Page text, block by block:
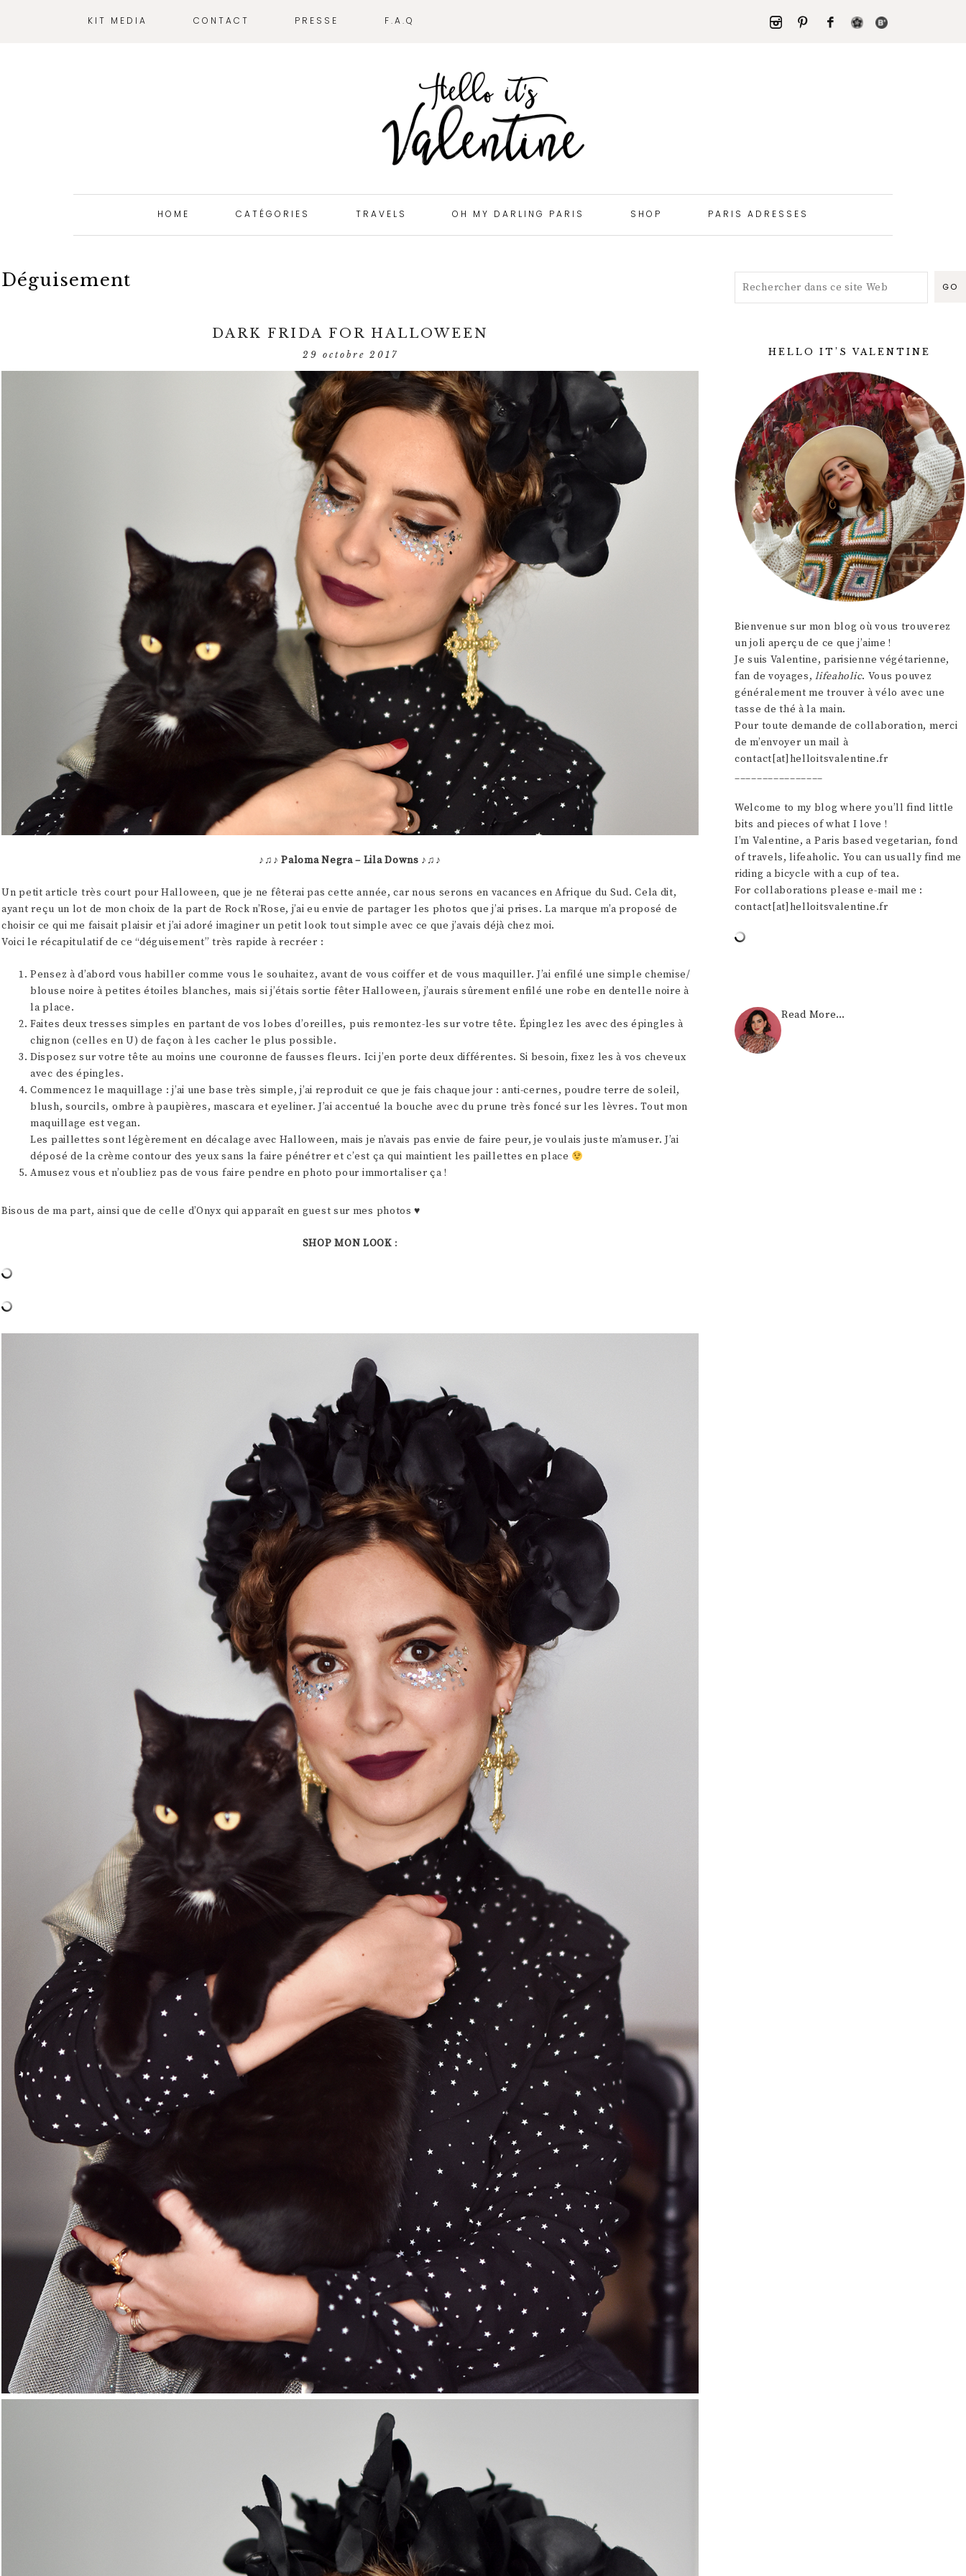
KIT MEDIA CONTACT PRESSE F.A.Q
HOME CATÉGORIES TRAVELS OH MY DARLING PARIS SHOP PARIS ADRESSES
Déguisement
DARK FRIDA FOR HALLOWEEN
29 octobre 2017
♪♫♪ Paloma Negra – Lila Downs ♪♫♪
Un petit article très court pour Halloween, que je ne fêterai pas cette année, car nous serons en vacances en Afrique du Sud. Cela dit,
ayant reçu un lot de mon choix de la part de Rock n’Rose, j’ai eu envie de partager les photos que j’ai prises. La marque m’a proposé de
choisir ce qui me faisait plaisir et j’ai adoré imaginer un petit look tout simple avec ce que j’avais déjà chez moi.
Voici le récapitulatif de ce “déguisement” très rapide à recréer :
Pensez à d’abord vous habiller comme vous le souhaitez, avant de vous coiffer et de vous maquiller. J’ai enfilé une simple chemise/
blouse noire à petites étoiles blanches, mais si j’étais sortie fêter Halloween, j’aurais sûrement enfilé une robe en dentelle noire à
la place.
Faites deux tresses simples en partant de vos lobes d’oreilles, puis remontez-les sur votre tête. Épinglez les avec des épingles à
chignon (celles en U) de façon à les cacher le plus possible.
Disposez sur votre tête au moins une couronne de fausses fleurs. Ici j’en porte deux différentes. Si besoin, fixez les à vos cheveux
avec des épingles.
Commencez le maquillage : j’ai une base très simple, j’ai reproduit ce que je fais chaque jour : anti-cernes, poudre terre de soleil,
blush, sourcils, ombre à paupières, mascara et eyeliner. J’ai accentué la bouche avec du prune très foncé sur les lèvres. Tout mon
maquillage est vegan.
Les paillettes sont légèrement en décalage avec Halloween, mais je n’avais pas envie de faire peur, je voulais juste m’amuser. J’ai
déposé de la crème contour des yeux sans la faire pénétrer et c’est ça qui maintient les paillettes en place
Amusez vous et n’oubliez pas de vous faire pendre en photo pour immortaliser ça !
Bisous de ma part, ainsi que de celle d’Onyx qui apparaît en guest sur mes photos ♥
SHOP MON LOOK:
HELLO IT’S VALENTINE
Bienvenue sur mon blog où vous trouverez
un joli aperçu de ce que j’aime !
Je suis Valentine, parisienne végétarienne,
fan de voyages,lifeaholic. Vous pouvez
généralement me trouver à vélo avec une
tasse de thé à la main.
Pour toute demande de collaboration, merci
de m’envoyer un mail à
contact[at]helloitsvalentine.fr
________________
Welcome to my blog where you’ll find little
bits and pieces of what I love !
I’m Valentine, a Paris based vegetarian, fond
of travels, lifeaholic. You can usually find me
riding a bicycle with a cup of tea.
For collaborations please e-mail me :
contact[at]helloitsvalentine.fr
Read More…